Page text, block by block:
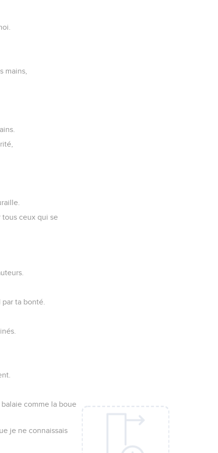
mains,
tous ceux qui se
ta bonté.
comme la boue
je ne connaissais